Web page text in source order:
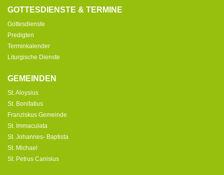
GOTTESDIENSTE & TERMINE
Gottesdienste
Predigten
Terminkalender
Liturgische Dienste
GEMEINDEN
St. Aloysius
St. Bonifatius
Franziskus Gemeinde
St. Immaculata
St. Johannes- Baptista
St. Michael
St. Petrus Canisius